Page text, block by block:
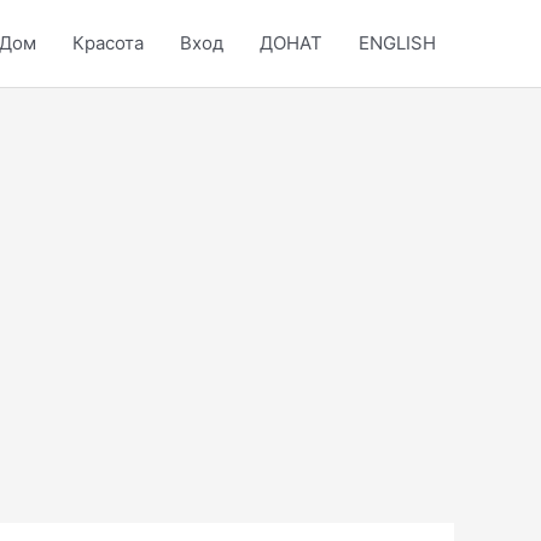
Дом Красота Вход ДОНАТ ENGLISH